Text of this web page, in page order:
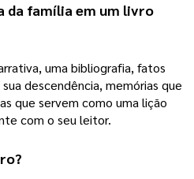
da família em um livro
uma bibliografia, fatos
descendência, memórias que
que servem como uma lição
com o seu leitor.